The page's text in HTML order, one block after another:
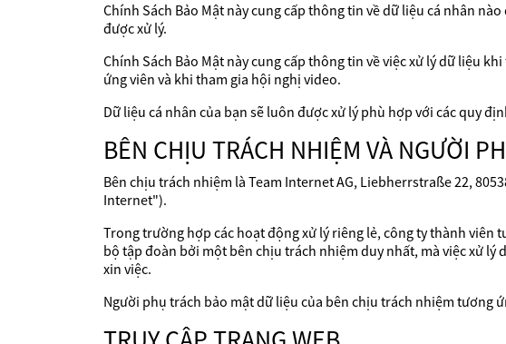
Chính Sách Bảo Mật này cung cấp thông tin về dữ liệu cá nhân
được xử lý.
Chính Sách Bảo Mật này cung cấp thông tin về việc xử lý dữ liệu
ứng viên và khi tham gia hội nghị video.
Dữ liệu cá nhân của bạn sẽ luôn được xử lý phù hợp với các quy
BÊN CHỊU TRÁCH NHIỆM VÀ NGƯỜI
Bên chịu trách nhiệm là Team Internet AG, Liebherrstraße 22,
Internet").
Trong trường hợp các hoạt động xử lý riêng lẻ, công ty thành
bộ tập đoàn bởi một bên chịu trách nhiệm duy nhất, mà việc xử
xin việc.
Người phụ trách bảo mật dữ liệu của bên chịu trách nhiệm